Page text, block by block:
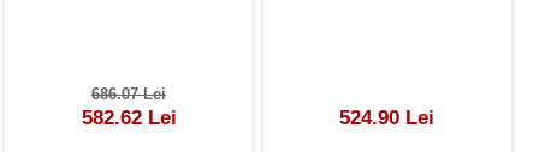
686.07 Lei
582.62 Lei 524.90 Lei